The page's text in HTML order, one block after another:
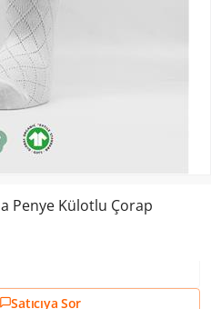
Penye Külotlu Çorap
Satıcıya Sor